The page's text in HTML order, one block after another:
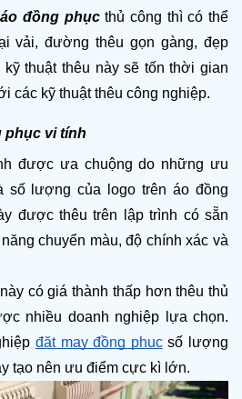
đồng phục thủ công thì có thể
vải, đường thêu gọn gàng, đẹp
thuật thêu này sẽ tốn thời gian
các kỹ thuật thêu công nghiệp.
phục vi tính
được ưa chuộng do những ưu
số lượng của logo trên áo đồng
được thêu trên lập trình có sẵn
chuyển màu, độ chính xác và
có giá thành thấp hơn thêu thủ
nhiều doanh nghiệp lựa chọn.
đặt may đồng phục số lượng
tạo nên ưu điểm cực kì lớn.